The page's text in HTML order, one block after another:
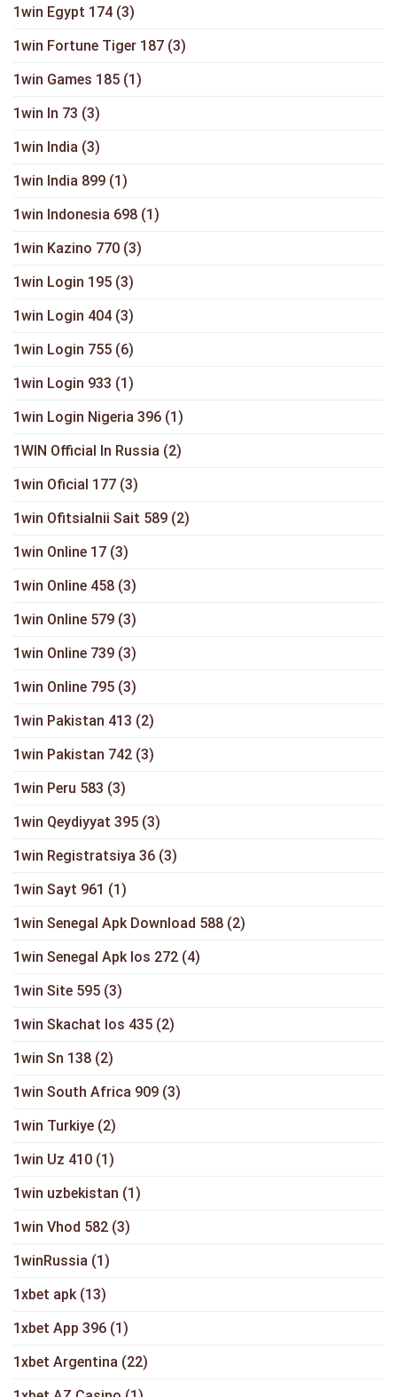
1win Egypt 174 (3)
1win Fortune Tiger 187 (3)
1win Games 185 (1)
1win In 73 (3)
1win India (3)
1win India 899 (1)
1win Indonesia 698 (1)
1win Kazino 770 (3)
1win Login 195 (3)
1win Login 404 (3)
1win Login 755 (6)
1win Login 933 (1)
1win Login Nigeria 396 (1)
1WIN Official In Russia (2)
1win Oficial 177 (3)
1win Ofitsialnii Sait 589 (2)
1win Online 17 (3)
1win Online 458 (3)
1win Online 579 (3)
1win Online 739 (3)
1win Online 795 (3)
1win Pakistan 413 (2)
1win Pakistan 742 (3)
1win Peru 583 (3)
1win Qeydiyyat 395 (3)
1win Registratsiya 36 (3)
1win Sayt 961 (1)
1win Senegal Apk Download 588 (2)
1win Senegal Apk Ios 272 (4)
1win Site 595 (3)
1win Skachat Ios 435 (2)
1win Sn 138 (2)
1win South Africa 909 (3)
1win Turkiye (2)
1win Uz 410 (1)
1win uzbekistan (1)
1win Vhod 582 (3)
1winRussia (1)
1xbet apk (13)
1xbet App 396 (1)
1xbet Argentina (22)